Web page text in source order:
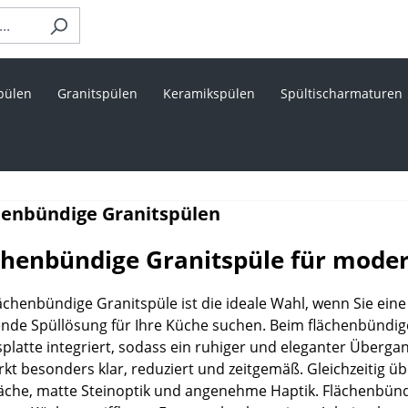
Granitspülen Keramikspülen Spültischarmaturen
Granitspülen
Granitspüle für
Granitspüle ist die ideale Wahl, wenn Sie
Spüllösung für Ihre Küche suchen. Beim
integriert, sodass ein ruhiger und eleganter
besonders klar, reduziert und zeitgemäß. Gleichzeitig
matte Steinoptik und angenehme Haptik.